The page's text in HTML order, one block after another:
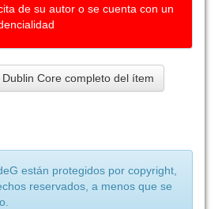
de su autor o se cuenta con un
Core completo del ítem
están protegidos por copyright,
reservados, a menos que se